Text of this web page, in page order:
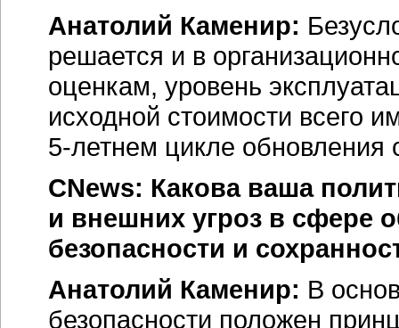
Анатолий Каменир:
решается и в
оценкам, уровень
исходной стоимости всего
5-летнем цикле обновления
CNews: Какова ваша
и внешних угроз в сфере
безопасности и
Анатолий Каменир: В
безопасности положен